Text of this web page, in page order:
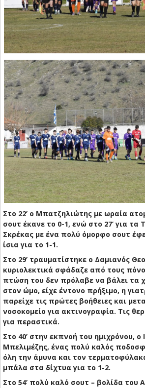
Στο 22’ ο Μπατζηλιώτης με ωραία
σουτ έκανε το 0-1, ενώ στο 27’ για τα
Σκρέκας με ένα πολύ όμορφο σουτ
ίσια για το 1-1.
Στο 29’ τραυματίστηκε ο Δαμιανός
κυριολεκτικά σφάδαζε από τους
πτώση του δεν πρόλαβε να βάλει τα
στον ώμο, είχε έντονο πρήξιμο, η
παρείχε τις πρώτες βοήθειες και
νοσοκομείο για ακτινογραφία. Τις
για περαστικά.
Στο 40’ στην εκπνοή του ημιχρόνου, ο
Μπελιμέζης, ένας πολύ καλός
όλη την άμυνα και τον
μπάλα στα δίχτυα για το 1-2.
Στο 54’ πολύ καλό σουτ – βολίδα του